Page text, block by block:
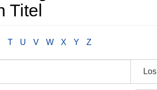
Titel
T U V W X Y Z
Los